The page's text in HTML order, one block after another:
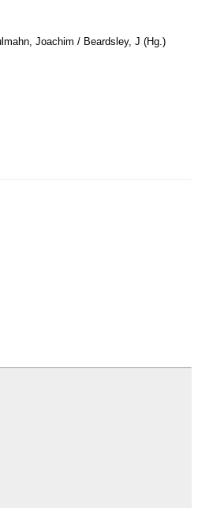
Joachim / Beardsley, J (Hg.)